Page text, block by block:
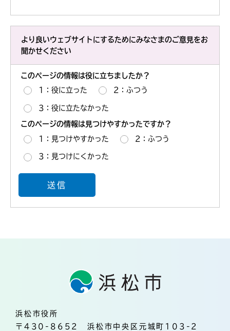
より良いウェブサイトにするためにみなさまのご意見をお
聞かせください
このページの情報は役に立ちましたか？
1：役に立った 2：ふつう
3：役に立たなかった
このページの情報は見つけやすかったですか？
1：見つけやすかった 2：ふつう
3：見つけにくかった
浜松市役所
〒430-8652 浜松市中央区元城町103-2